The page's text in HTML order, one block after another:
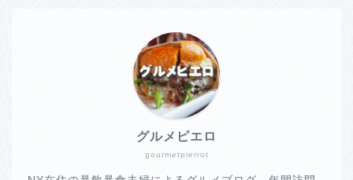
gourmetpierrot
グルメピエロ